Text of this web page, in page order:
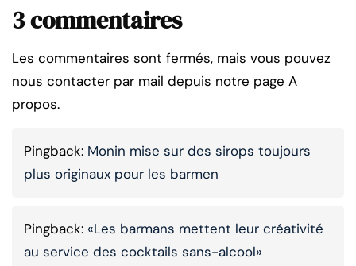
3 commentaires
Les commentaires sont fermés, mais vous pouvez
nous contacter par mail depuis notre page A
propos.
Pingback: Monin mise sur des sirops toujours
plus originaux pour les barmen
Pingback: «Les barmans mettent leur créativité
au service des cocktails sans-alcool»